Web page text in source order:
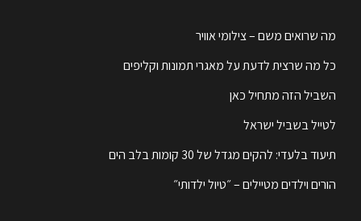
מה שרואים משם – צילומי אוויר
כל מה שרצית לדעת על מאגרי תמונות וקליפים
השביל הזה מתחיל כאן
לטייל בשביל ישראל
תיעוד בלעדי: להקים מגדל של 30 קומות בלב הים
הורים וילדים מטיילים – ״טיול ילדותי״